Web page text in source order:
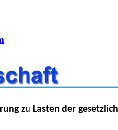
zu Lasten der gesetzlich